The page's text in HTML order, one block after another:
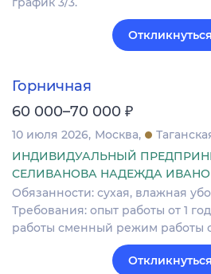
Откликнуться
Горничная
60 000–70 000 ₽
10 июля 2026 Москва
ИНДИВИДУАЛЬНЫЙ
СЕЛИВАНОВА НАДЕЖДА
Обязанности: сухая, влажная
Требования: опыт работы от 1
работы сменный режим работы с
Откликнуться